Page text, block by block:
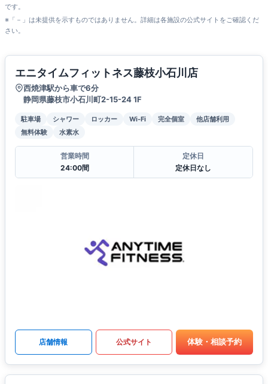
です。
※「－」は未提供を示すものではありません。詳細は各施設の公式サイトをご確認くだ
さい。
エニタイムフィットネス藤枝小石川店
西焼津駅から車で6分
静岡県藤枝市小石川町2-15-24 1F
駐車場 シャワー ロッカー Wi-Fi 完全個室
他店舗利用
無料体験
水素水
営業時間
24:00間
定休日
定休日なし
店舗情報 公式サイト 体験・相談予約